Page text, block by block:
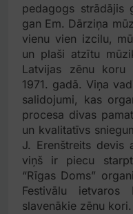
pedagogs strādājis
gan Em. Dārziņa
vienu vien izcilu,
un plaši atzītu
Latvijas zēnu koru
1971. gadā. Viņa
salidojumi, kas
procesa divas
un kvalitatīvs
J. Erenštreits devis
viņš ir piecu
“Rīgas Doms”
Festivālu ietvaros
slavenākie zēnu kori.